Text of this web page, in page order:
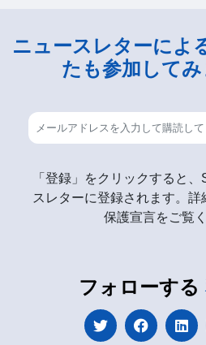
ニュースレターによ
たも参加して
「登録」をクリックすると
スレターに登録されます。詳
保護宣言をご覧
フォローする